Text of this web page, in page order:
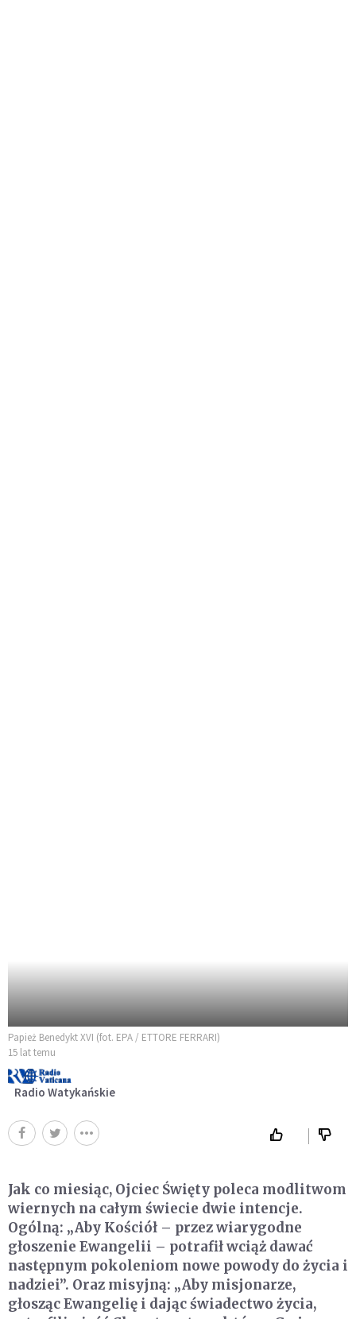
Papież Benedykt XVI (fot. EPA / ETTORE FERRARI)
15 lat temu
Radio Watykańskie
Jak co miesiąc, Ojciec Święty poleca modlitwom
wiernych na całym świecie dwie intencje.
Ogólną: „Aby Kościół – przez wiarygodne
głoszenie Ewangelii – potrafił wciąż dawać
następnym pokoleniom nowe powody do życia i
nadziei”. Oraz misyjną: „Aby misjonarze,
głosząc Ewangelię i dając świadectwo życia,